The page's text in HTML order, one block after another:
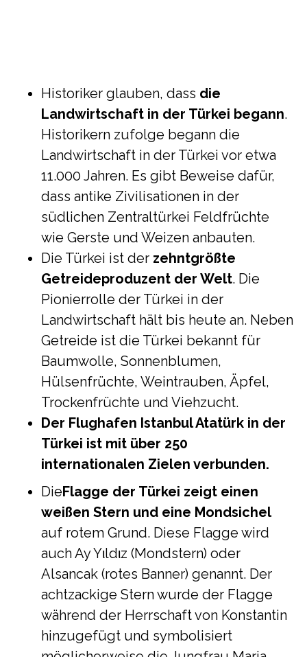
Historiker glauben, dass die
Landwirtschaft in der Türkei begann.
Historikern zufolge begann die
Landwirtschaft in der Türkei vor etwa
11.000 Jahren. Es gibt Beweise dafür,
dass antike Zivilisationen in der
südlichen Zentraltürkei Feldfrüchte
wie Gerste und Weizen anbauten.
Die Türkei ist der zehntgrößte
Getreideproduzent der Welt. Die
Pionierrolle der Türkei in der
Landwirtschaft hält bis heute an. Neben
Getreide ist die Türkei bekannt für
Baumwolle, Sonnenblumen,
Hülsenfrüchte, Weintrauben, Äpfel,
Trockenfrüchte und Viehzucht.
Der Flughafen Istanbul Atatürk in der
Türkei ist mit über 250
internationalen Zielen verbunden.
DieFlagge der Türkei zeigt einen
weißen Stern und eine Mondsichel
auf rotem Grund. Diese Flagge wird
auch Ay Yιldιz (Mondstern) oder
Alsancak (rotes Banner) genannt. Der
achtzackige Stern wurde der Flagge
während der Herrschaft von Konstantin
hinzugefügt und symbolisiert